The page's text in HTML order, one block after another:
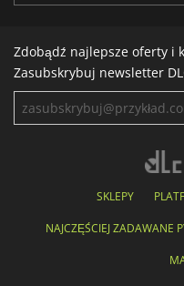
Zdobądź najlepsze oferty i
Zasubskrybuj newsletter
SKLEPY
NAJCZĘŚCIEJ ZADAWANE